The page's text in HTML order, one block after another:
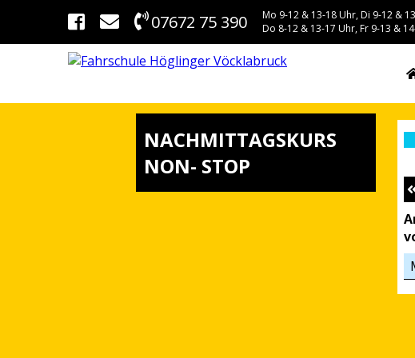
07672 75 390
Mo 9-12 & 13-18 Uhr, Di 9-12 &
Do 8-12 & 13-17 Uhr, Fr 9-13 &
NACHMITTAGSKURS
NON- STOP